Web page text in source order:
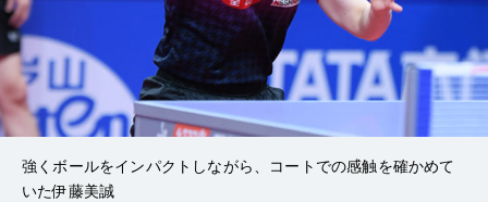
強くボールをインパクトしながら、コートでの感触を確かめて
いた伊藤美誠